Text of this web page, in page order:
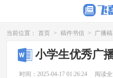
当前位置： 首页 > 稿件书信 > 广播稿
小学生优秀广
时间：2025-04-17 01:26:24 阅读